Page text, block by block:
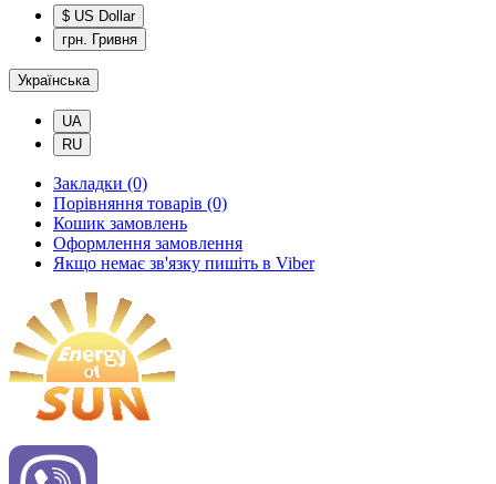
$ US Dollar
грн. Гривня
Українська
UA
RU
Закладки (0)
Порівняння товарів (0)
Кошик замовлень
Оформлення замовлення
Якщо немає зв'язку пишіть в Viber